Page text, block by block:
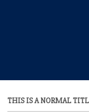
THIS IS A NORMAL